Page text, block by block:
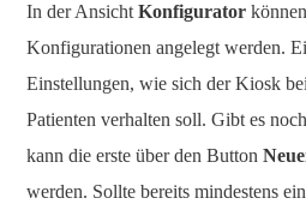
In der Ansicht Konfigurator
Konfigurationen angelegt werden.
Einstellungen, wie sich der Kiosk
Patienten verhalten soll. Gibt es
kann die erste über den Button
werden. Sollte bereits mindestens